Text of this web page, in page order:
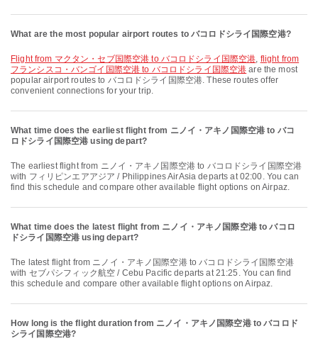
What are the most popular airport routes to バコロドシライ国際空港?
flight from マクタン・セブ国際空港 to バコロドシライ国際空港, flight from
フランシスコ・バンゴイ国際空港 to バコロドシライ国際空港 are the most
popular airport routes to バコロドシライ国際空港. These routes offer
convenient connections for your trip.
What time does the earliest flight from ニノイ・アキノ国際空港 to バコ
ロドシライ国際空港 using depart?
The earliest flight from ニノイ・アキノ国際空港 to バコロドシライ国際空港
with フィリピンエアアジア / Philippines AirAsia departs at 02:00. You can
find this schedule and compare other available flight options on Airpaz.
What time does the latest flight from ニノイ・アキノ国際空港 to バコロ
ドシライ国際空港 using depart?
The latest flight from ニノイ・アキノ国際空港 to バコロドシライ国際空港
with セブパシフィック航空 / Cebu Pacific departs at 21:25. You can find
this schedule and compare other available flight options on Airpaz.
How long is the flight duration from ニノイ・アキノ国際空港 to バコロド
シライ国際空港?